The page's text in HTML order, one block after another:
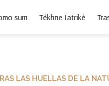
sum Tékhne Iatriké
LAS HUELLAS DE LA